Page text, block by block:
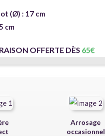
(Ø) : 17 cm
cm
OFFERTE DÈS 65€
Arrosage
occasionnel